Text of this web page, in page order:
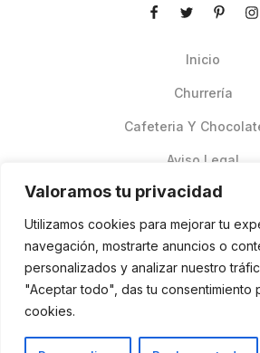
Valoramos tu privacidad
Utilizamos cookies para mejorar tu
navegación, mostrarte anuncios o
personalizados y analizar nuestro
"Aceptar todo", das tu consentimiento
cookies.
Inicio
Churrería
Cafeteria Y
Aviso Legal
Pedidos Online
Contacto